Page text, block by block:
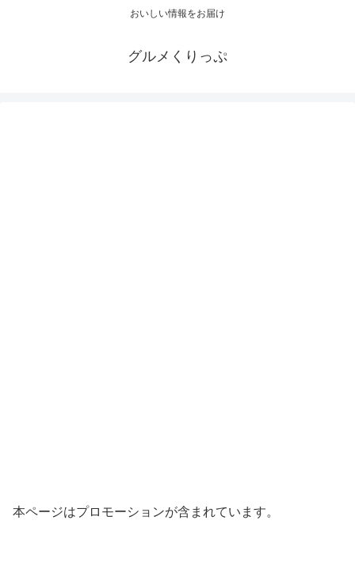
おいしい情報をお届け
グルメくりっぷ
本ページはプロモーションが含まれています。